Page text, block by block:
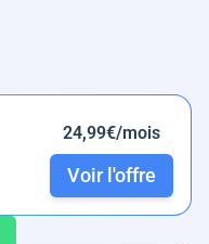
24,99€/mois
Voir l'offre